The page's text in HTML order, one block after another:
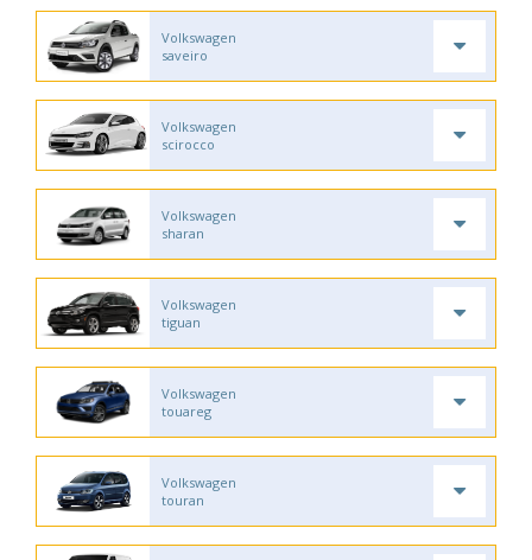
Volkswagen
saveiro
Volkswagen
scirocco
Volkswagen
sharan
Volkswagen
tiguan
Volkswagen
touareg
Volkswagen
touran